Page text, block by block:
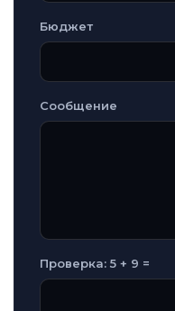
Бюджет
Сообщение
Проверка: 5 + 9 =